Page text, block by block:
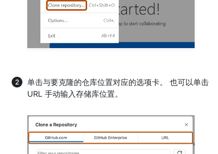
单击与要克隆的仓库位置对应的选项卡。 也可以单击
URL 手动输入存储库位置。